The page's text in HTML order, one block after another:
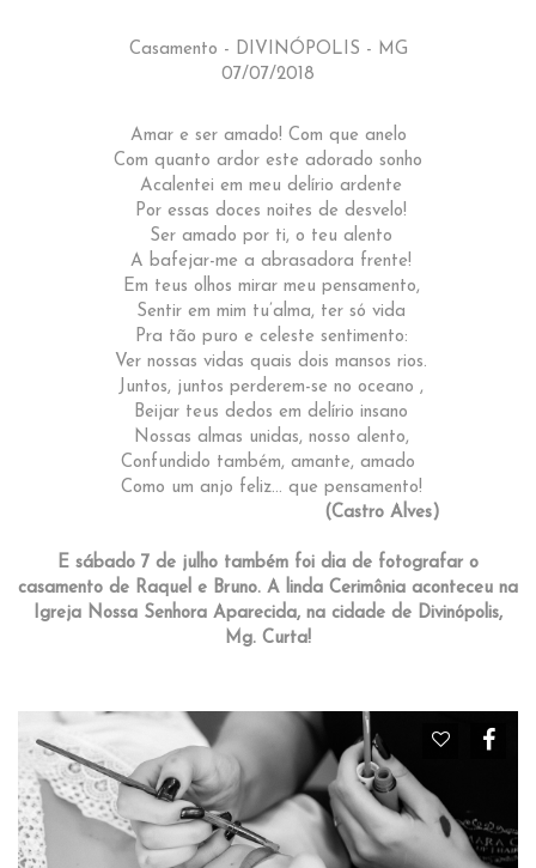
Casamento - DIVINÓPOLIS - MG
07/07/2018
Amar e ser amado! Com que anelo
Com quanto ardor este adorado sonho
Acalentei em meu delírio ardente
Por essas doces noites de desvelo!
Ser amado por ti, o teu alento
A bafejar-me a abrasadora frente!
Em teus olhos mirar meu pensamento,
Sentir em mim tu’alma, ter só vida
Pra tão puro e celeste sentimento:
Ver nossas vidas quais dois mansos rios.
Juntos, juntos perderem-se no oceano ,
Beijar teus dedos em delírio insano
Nossas almas unidas, nosso alento,
Confundido também, amante, amado
Como um anjo feliz… que pensamento!
(Castro Alves)
E sábado 7 de julho também foi dia de fotografar o
casamento de Raquel e Bruno. A linda Cerimônia aconteceu na
Igreja Nossa Senhora Aparecida, na cidade de Divinópolis,
Mg. Curta!